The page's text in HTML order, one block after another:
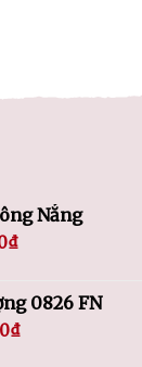
Nắng
₫
0826 FN
₫